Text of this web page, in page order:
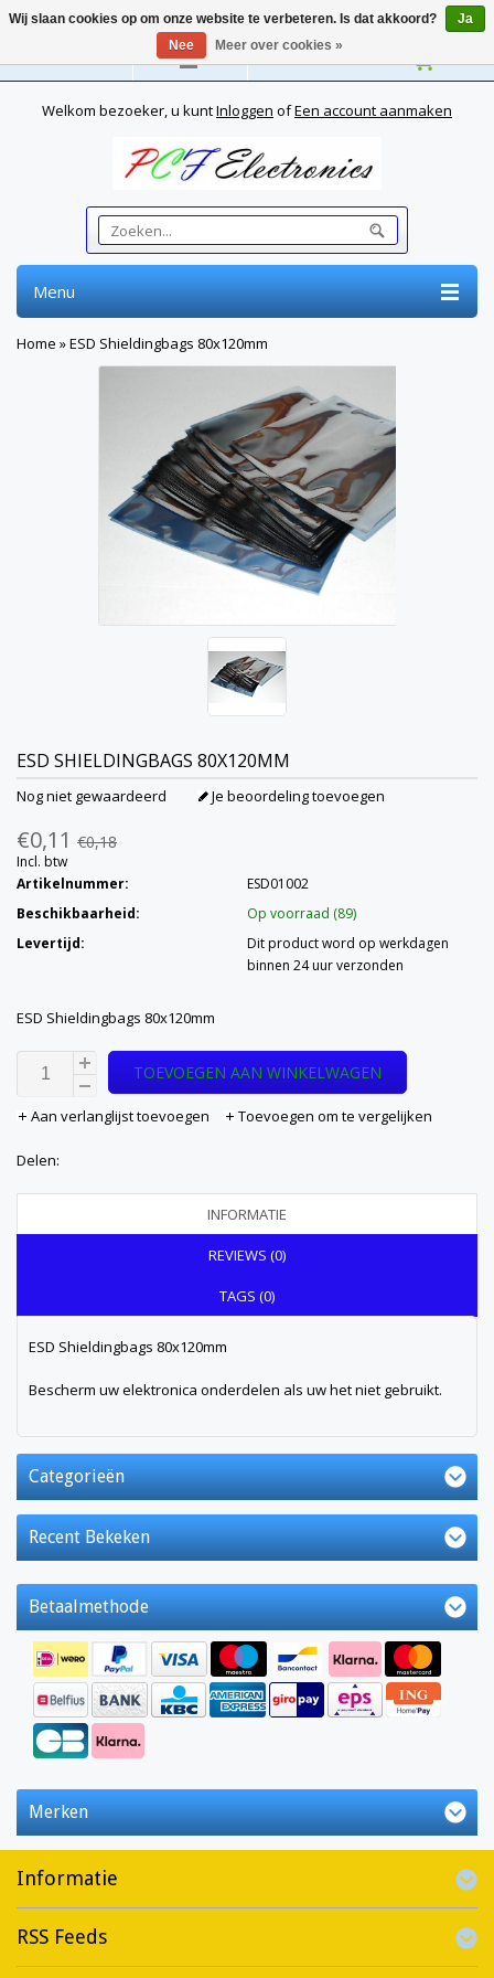
Nederlands
Welkom bezoeker, u kuntInloggen ofEen account aanmaken
Menu
Home »ESD Shieldingbags 80x120mm
ESD SHIELDINGBAGS 80X120MM
Nog niet gewaardeerd Je beoordeling toevoegen
€0,11 €0,18
Incl. btw
Artikelnummer:
ESD01002
Beschikbaarheid:
Op voorraad (89)
Levertijd:
Dit product word op werkdagen
binnen 24 uur verzonden
ESD Shieldingbags 80x120mm
TOEVOEGEN AAN WINKELWAGEN
Aan verlanglijst toevoegen Toevoegen om te vergelijken
Delen:
INFORMATIE
REVIEWS (0)
TAGS (0)
ESD Shieldingbags 80x120mm
Bescherm uw elektronica onderdelen als uw het niet gebruikt.
Categorieën
Recent Bekeken
Betaalmethode
Merken
Informatie
RSS Feeds
Wij slaan cookies op om onze website te verbeteren. Is dat akkoord?
Ja
Nee
Meer over cookies »